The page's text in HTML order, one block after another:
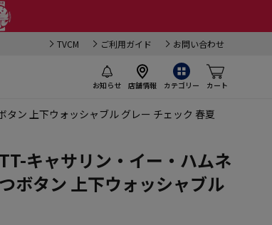
TVCM ご利用ガイド お問い合わせ
お知らせ 店舗情報 カテゴリー カート
タン 上下ウォッシャブル グレー チェック 春夏
キャサリン・イー・ハムネ
ボタン 上下ウォッシャブル